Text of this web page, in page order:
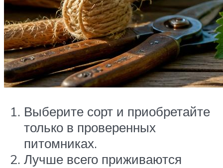
Выберите сорт и приобретайте
только в проверенных
питомниках.
Лучше всего приживаются